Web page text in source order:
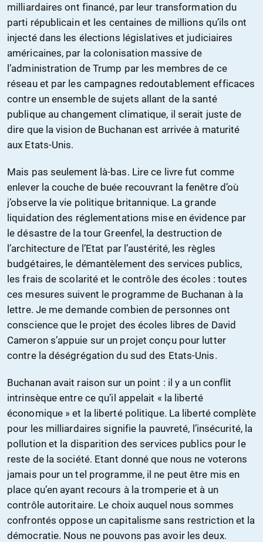
milliardaires ont financé, par leur transformation du
parti républicain et les centaines de millions qu’ils ont
injecté dans les élections législatives et judiciaires
américaines, par la colonisation massive de
l’administration de Trump par les membres de ce
réseau et par les campagnes redoutablement efficaces
contre un ensemble de sujets allant de la santé
publique au changement climatique, il serait juste de
dire que la vision de Buchanan est arrivée à maturité
aux Etats-Unis.
Mais pas seulement là-bas. Lire ce livre fut comme
enlever la couche de buée recouvrant la fenêtre d’où
j’observe la vie politique britannique. La grande
liquidation des réglementations mise en évidence par
le désastre de la tour Greenfel, la destruction de
l’architecture de l’Etat par l’austérité, les règles
budgétaires, le démantèlement des services publics,
les frais de scolarité et le contrôle des écoles : toutes
ces mesures suivent le programme de Buchanan à la
lettre. Je me demande combien de personnes ont
conscience que le projet des écoles libres de David
Cameron s’appuie sur un projet conçu pour lutter
contre la déségrégation du sud des Etats-Unis.
Buchanan avait raison sur un point : il y a un conflit
intrinsèque entre ce qu’il appelait « la liberté
économique » et la liberté politique. La liberté complète
pour les milliardaires signifie la pauvreté, l’insécurité, la
pollution et la disparition des services publics pour le
reste de la société. Etant donné que nous ne voterons
jamais pour un tel programme, il ne peut être mis en
place qu’en ayant recours à la tromperie et à un
contrôle autoritaire. Le choix auquel nous sommes
confrontés oppose un capitalisme sans restriction et la
démocratie. Nous ne pouvons pas avoir les deux.